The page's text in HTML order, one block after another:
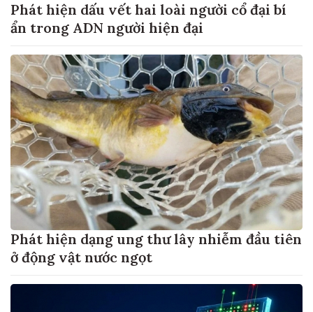
Phát hiện dấu vết hai loài người cổ đại bí
ẩn trong ADN người hiện đại
Phát hiện dạng ung thư lây nhiễm đầu tiên
ở động vật nước ngọt